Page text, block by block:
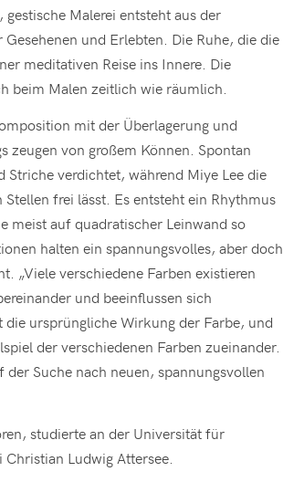
Malerei entsteht aus der
und Erlebten. Die Ruhe, die die
meditativen Reise ins Innere. Die
beim Malen zeitlich wie räumlich.
mit der Überlagerung und
zeugen von großem Können. Spontan
Striche verdichtet, während Miye Lee die
frei lässt. Es entsteht ein Rhythmus
meist auf quadratischer Leinwand so
halten ein spannungsvolles, aber doch
„Viele verschiedene Farben existieren
und beeinflussen sich
die ursprüngliche Wirkung der Farbe, und
der verschiedenen Farben zueinander.
Suche nach neuen, spannungsvollen
studierte an der Universität für
Ludwig Attersee.